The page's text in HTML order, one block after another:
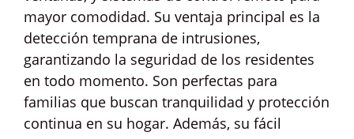
mayor comodidad. Su ventaja principal es la
detección temprana de intrusiones,
garantizando la seguridad de los residentes
en todo momento. Son perfectas para
familias que buscan tranquilidad y protección
continua en su hogar. Además, su fácil